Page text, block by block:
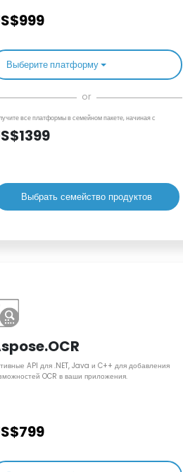
Выберите платформу
or
все платформы в семейном пакете, начиная с
Выбрать семейство продуктов
API для .NET, Java и C++ для добавления
OCR в ваши приложения.